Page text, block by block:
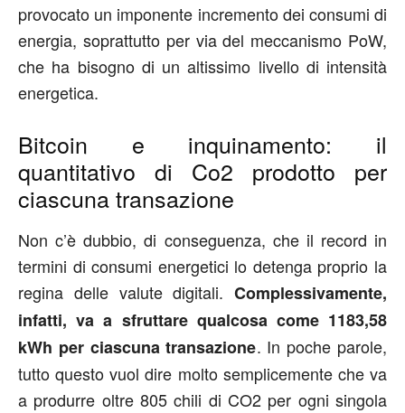
provocato un imponente incremento dei consumi di
energia, soprattutto per via del meccanismo PoW,
che ha bisogno di un altissimo livello di intensità
energetica.
Bitcoin e inquinamento: il
quantitativo di Co2 prodotto per
ciascuna transazione
Non c’è dubbio, di conseguenza, che il record in
termini di consumi energetici lo detenga proprio la
regina delle valute digitali. Complessivamente,
infatti, va a sfruttare qualcosa come 1183,58
kWh per ciascuna transazione. In poche parole,
tutto questo vuol dire molto semplicemente che va
a produrre oltre 805 chili di CO2 per ogni singola